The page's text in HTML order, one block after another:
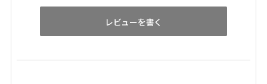
レビューを書く